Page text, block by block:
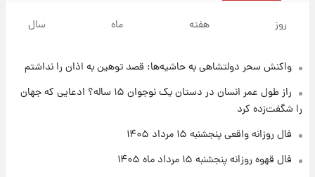
قیمت سکه و طلا فردا
۲۲ ساعت پیش
۲۳ ساعت پیش
روز هفته ماه سال
واکنش سحر دولتشاهی به حاشیه‌ها: قصد توهین به اذان را نداشتم
راز طول عمر انسان در دستان یک نوجوان ۱۵ ساله؟ ادعایی که جهان
را شگفت‌زده کرد
فال روزانه واقعی پنجشنبه ۱۵ مرداد ۱۴۰۵
فال قهوه روزانه پنجشنبه ۱۵ مرداد ماه ۱۴۰۵